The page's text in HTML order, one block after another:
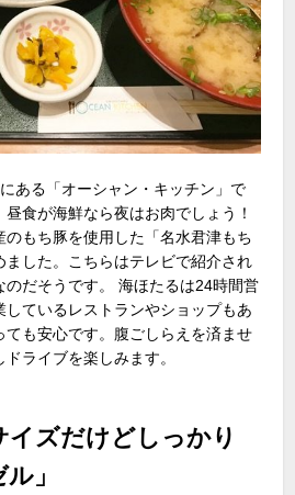
ある「オーシャン・キッチン」で
食が海鮮なら夜はお肉でしょう！
のもち豚を使用した「名水君津もち
ました。こちらはテレビで紹介され
のだそうです。 海ほたるは24時間営
ているレストランやショップもあ
ても安心です。腹ごしらえを済ませ
ライブを楽しみます。
イズだけどしっかり
」